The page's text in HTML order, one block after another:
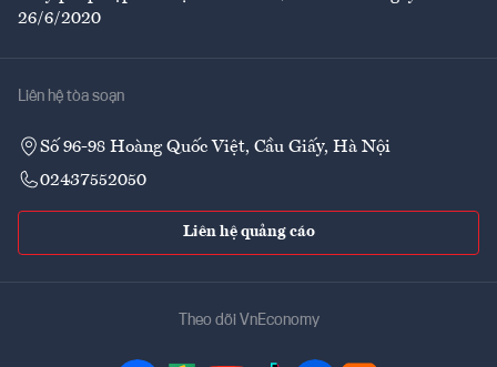
26/6/2020
Liên hệ tòa soạn
Số 96-98 Hoàng Quốc Việt, Cầu Giấy, Hà Nội
02437552050
Liên hệ quảng cáo
Theo dõi VnEconomy